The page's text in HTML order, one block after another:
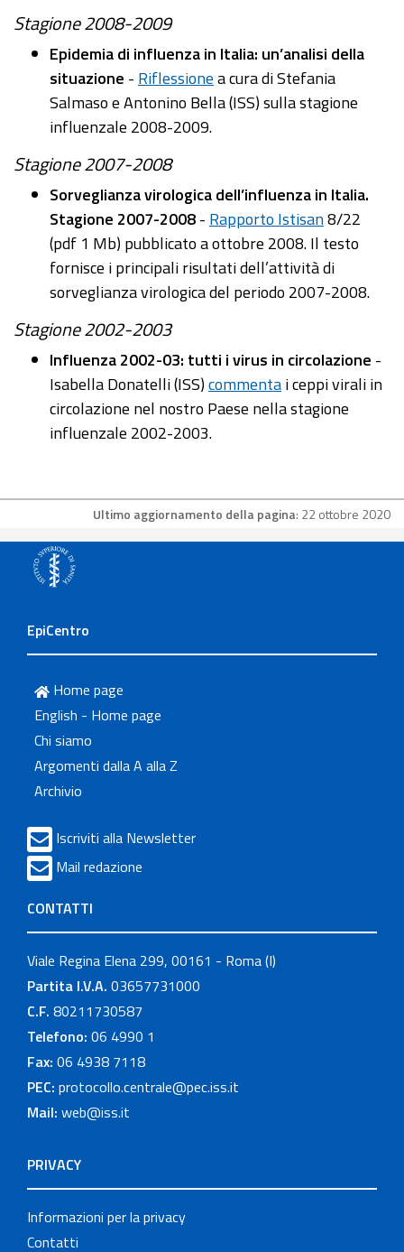
Stagione 2008-2009
Epidemia di influenza in Italia: un’analisi della
situazione - Riflessionea cura di Stefania
Salmaso e Antonino Bella (ISS) sulla stagione
influenzale 2008-2009.
Stagione 2007-2008
Sorveglianza virologica dell’influenza in Italia.
Stagione 2007-2008- Rapporto Istisan8/22
(pdf 1 Mb) pubblicato a ottobre 2008. Il testo
fornisce i principali risultati dell’attività di
sorveglianza virologica del periodo 2007-2008.
Stagione 2002-2003
Influenza 2002-03: tutti i virus in circolazione -
Isabella Donatelli (ISS)commentai ceppi virali in
circolazione nel nostro Paese nella stagione
influenzale 2002-2003.
Ultimo aggiornamento della pagina: 22 ottobre 2020
EpiCentro
Home page
English - Home page
Chi siamo
Argomenti dalla A alla Z
Archivio
Iscriviti alla Newsletter
Mail redazione
CONTATTI
Viale Regina Elena 299, 00161 - Roma (I)
Partita I.V.A. 03657731000
C.F. 80211730587
Telefono: 06 4990 1
Fax: 06 4938 7118
PEC: protocollo.centrale@pec.iss.it
Mail: web@iss.it
PRIVACY
Informazioni per la privacy
Contatti